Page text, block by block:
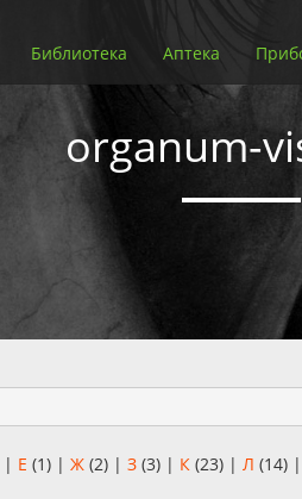
organum-
Библиотека Аптека
| Е (1) | Ж (2) | З (3) | К (23) | Л (14) |